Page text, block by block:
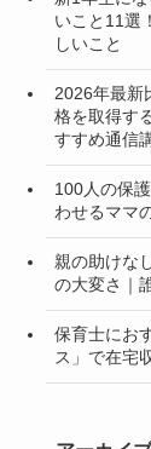
いこと11選
しいこと
2026年最新
格を取得す
すすめ通信
100人の保
わせるママ
親の助けな
の大変さ｜
保育士にお
ス」で在宅